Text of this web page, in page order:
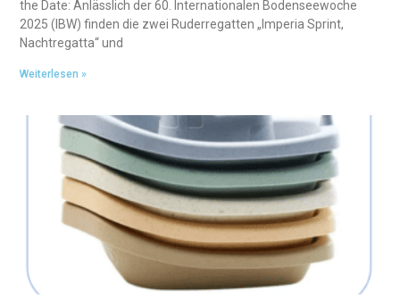
the Date: Anlässlich der 60. Internationalen Bodenseewoche
2025 (IBW) finden die zwei Ruderregatten „Imperia Sprint,
Nachtregatta“ und
Weiterlesen »